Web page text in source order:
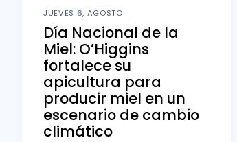
JUEVES 6, AGOSTO
Día Nacional de la
Miel: O’Higgins
fortalece su
apicultura para
producir miel en un
escenario de cambio
climático